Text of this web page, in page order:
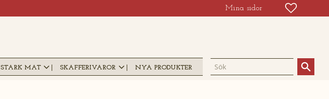
Mina sidor
STARK MAT SKAFFERIVAROR NYA PRODUKTER